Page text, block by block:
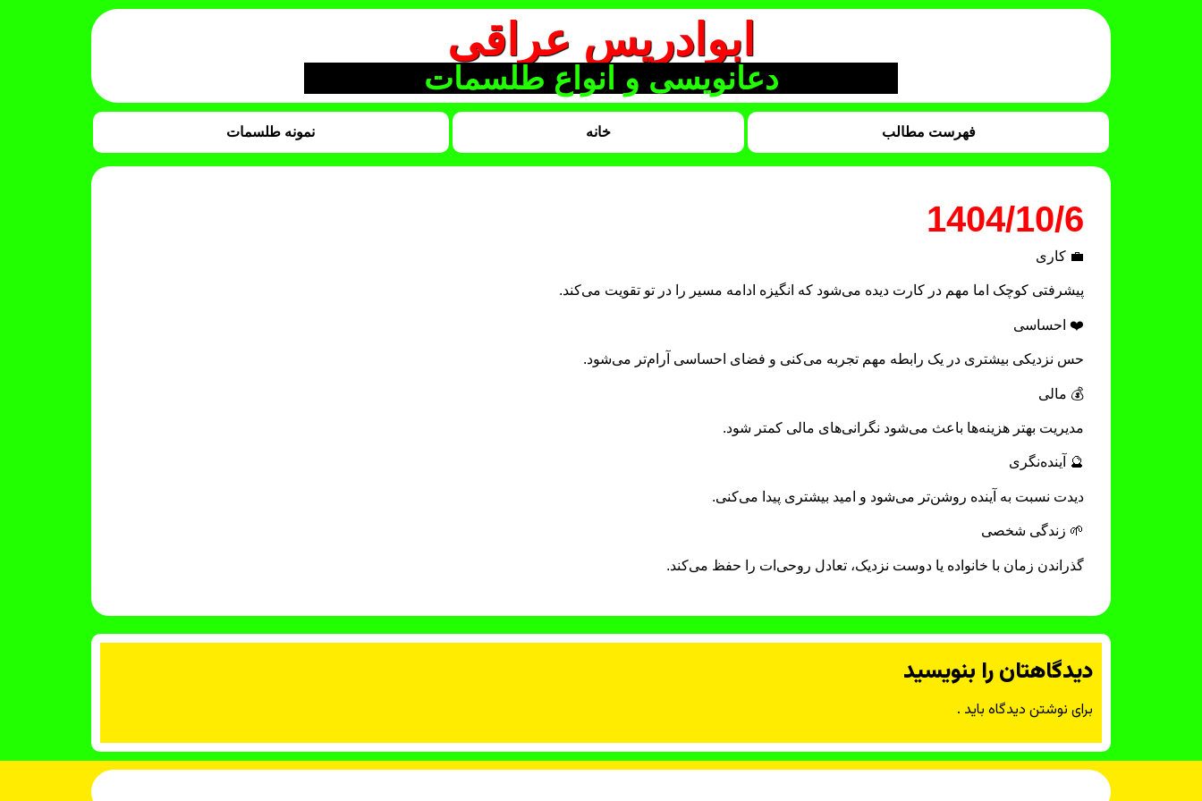
ابوادریس عراقی
دعانویسی و انواع طلسمات
فهرست مطالب خانه نمونه طلسمات
1404/10/6
💼 کاری
پیشرفتی کوچک اما مهم در کارت دیده می‌شود که انگیزه ادامه مسیر را در تو تقویت می‌کند.
❤️ احساسی
حس نزدیکی بیشتری در یک رابطه مهم تجربه می‌کنی و فضای احساسی آرام‌تر می‌شود.
💰 مالی
مدیریت بهتر هزینه‌ها باعث می‌شود نگرانی‌های مالی کمتر شود.
🔮 آینده‌نگری
دیدت نسبت به آینده روشن‌تر می‌شود و امید بیشتری پیدا می‌کنی.
🌱 زندگی شخصی
گذراندن زمان با خانواده یا دوست نزدیک، تعادل روحی‌ات را حفظ می‌کند.
دیدگاهتان را بنویسید
برای نوشتن دیدگاه باید .